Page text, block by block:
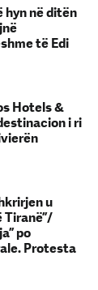
hyn në ditën
të Edi
Hotels &
i ri
u
Tiranë”/
po
Protesta